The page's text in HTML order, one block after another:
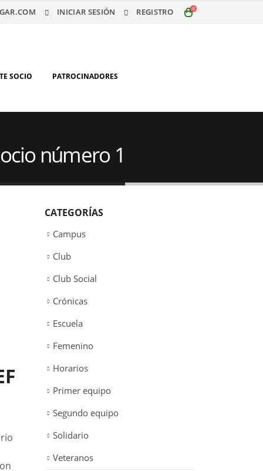
INICIAR SESIÓN REGISTRO 0
SOCIO PATROCINADORES
número 1
CATEGORÍAS
Campus
Club
Club Social
Crónicas
Escuela
Femenino
Horarios
Primer equipo
Segundo equipo
Solidario
Veteranos